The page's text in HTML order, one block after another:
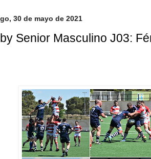
30 de mayo de 2021
Senior Masculino J03: